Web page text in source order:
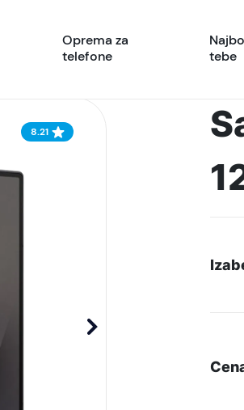
Oprema za
telefone
tebe
8.21